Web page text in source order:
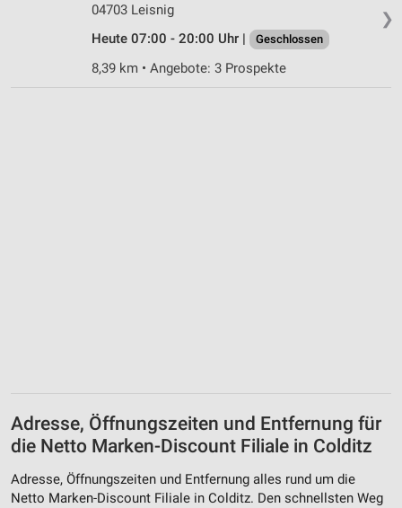
❯
04703 Leisnig
Heute 07:00 - 20:00 Uhr |
Geschlossen
8,39 km • Angebote: 3 Prospekte
Adresse, Öffnungszeiten und Entfernung für
die Netto Marken-Discount Filiale in Colditz
Adresse, Öffnungszeiten und Entfernung alles rund um die
Netto Marken-Discount Filiale in Colditz. Den schnellsten Weg